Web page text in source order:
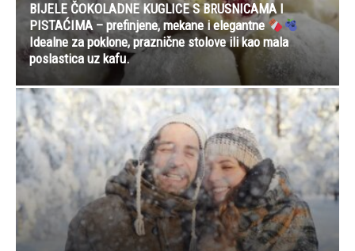
BIJELE ČOKOLADNE KUGLICE S BRUSNICAMA I
PISTAĆIMA – prefinjene, mekane i elegantne
Idealne za poklone, praznične stolove ili kao mala
poslastica uz kafu.